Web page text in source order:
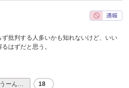
批判する人多いかも知れないけど、いい
はずだと思う。
うーん… 18